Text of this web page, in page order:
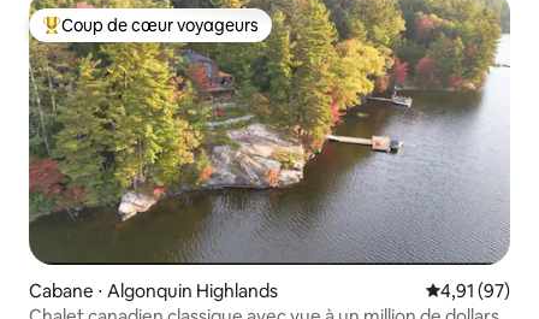
Coups de cœur voyageurs les plus appréciés
Coup de cœur voyageurs
Cabane ⋅ Algonquin Highlands Évaluation
4,91 (97)